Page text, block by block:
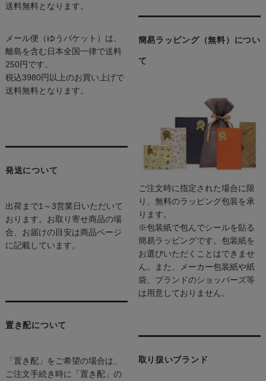
送料無料となります。
メール便（ゆうパケット）は、
離島を含む日本全国一律で送料
250円です。
税込3980円以上のお買い上げで
送料無料となります。
発送について
出荷まで1～3営業日いただいて
おります。お取り寄せ商品の場
合、お届けの目安は商品ページ
に記載しています。
置き配について
「置き配」をご希望の場合は、
ご注文手続き時に「置き配」の
簡易ラッピング（無料）につい
て
ご注文時に指定された場合に限
り、無料のラッピング包装を承
ります。
※包装紙で包んでシールを貼る
簡易ラッピングです。包装紙を
お選びいただくことはできませ
ん。また、メーカー包装紙や紙
袋、ブランドのショッパーズ等
は用意しておりません。
取り扱いブランド